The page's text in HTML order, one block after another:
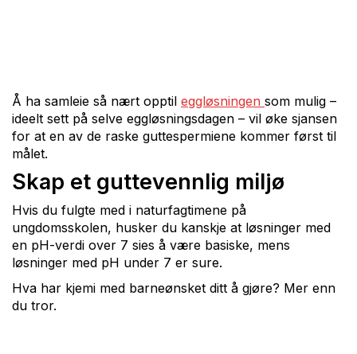
Å ha samleie så nært opptil eggløsningen som mulig –
ideelt sett på selve eggløsningsdagen – vil øke sjansen
for at en av de raske guttespermiene kommer først til
målet.
Skap et guttevennlig miljø
Hvis du fulgte med i naturfagtimene på
ungdomsskolen, husker du kanskje at løsninger med
en pH-verdi over 7 sies å være basiske, mens
løsninger med pH under 7 er sure.
Hva har kjemi med barneønsket ditt å gjøre? Mer enn
du tror.